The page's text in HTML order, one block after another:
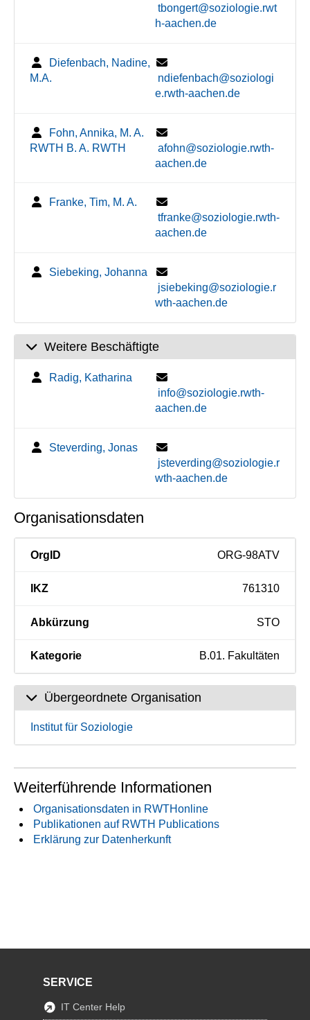
tbongert@soziologie.rwt
h-aachen.de
Diefenbach, Nadine,
M.A.
ndiefenbach@soziologi
e.rwth-aachen.de
Fohn, Annika, M. A.
RWTH B. A. RWTH
afohn@soziologie.rwth-
aachen.de
Franke, Tim, M. A.
tfranke@soziologie.rwth-
aachen.de
Siebeking, Johanna
jsiebeking@soziologie.r
wth-aachen.de
Weitere Beschäftigte
Radig, Katharina
info@soziologie.rwth-
aachen.de
Steverding, Jonas
jsteverding@soziologie.r
wth-aachen.de
Organisationsdaten
OrgID ORG-98ATV
IKZ 761310
Abkürzung STO
Kategorie B.01. Fakultäten
Übergeordnete Organisation
Institut für Soziologie
Weiterführende Informationen
Organisationsdaten in RWTHonline
Publikationen auf RWTH Publications
Erklärung zur Datenherkunft
SERVICE
IT Center Help